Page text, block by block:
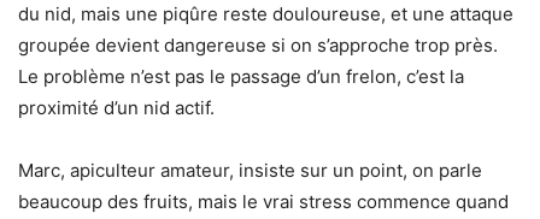
du nid, mais une piqûre reste douloureuse, et une attaque
groupée devient dangereuse si on s’approche trop près.
Le problème n’est pas le passage d’un frelon, c’est la
proximité d’un nid actif.
Marc, apiculteur amateur, insiste sur un point, on parle
beaucoup des fruits, mais le vrai stress commence quand